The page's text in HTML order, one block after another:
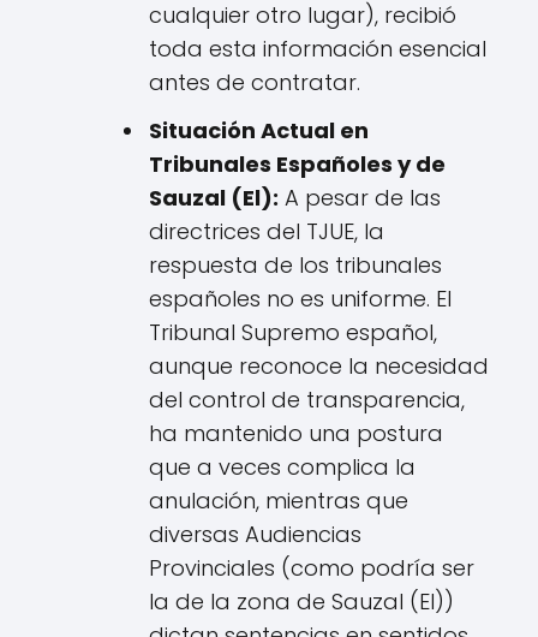
cualquier otro lugar), recibió
toda esta información esencial
antes de contratar.
Situación Actual en
Tribunales Españoles y de
Sauzal (El): A pesar de las
directrices del TJUE, la
respuesta de los tribunales
españoles no es uniforme. El
Tribunal Supremo español,
aunque reconoce la necesidad
del control de transparencia,
ha mantenido una postura
que a veces complica la
anulación, mientras que
diversas Audiencias
Provinciales (como podría ser
la de la zona de Sauzal (El))